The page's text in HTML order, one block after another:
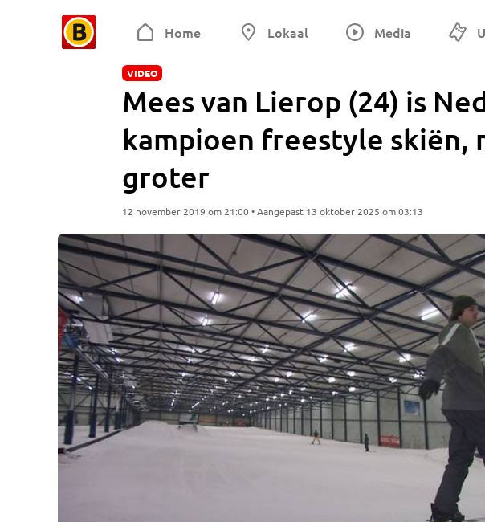
Home Lokaal Media
VIDEO
Mees van Lierop (24) is
kampioen freestyle skiën,
groter
12 november 2019 om 21:00 • Aangepast 13 oktober 2025 om 03:13